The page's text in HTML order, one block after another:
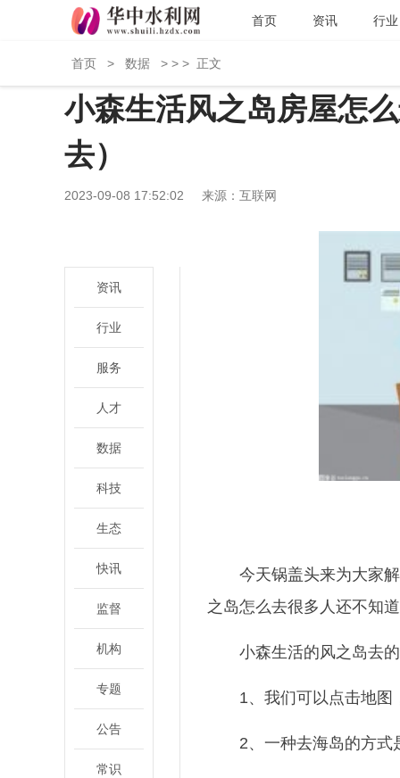
首页 资讯 行业
首页 > 数据 > > > 正文
小森生活风之岛房屋怎
去）
2023-09-08 17:52:02 来源：互联网
资讯
行业
服务
人才
数据
科技
生态
快讯
监督
机构
专题
公告
常识
今天锅盖头来为大家
之岛怎么去很多人还不知
小森生活的风之岛去
1、我们可以点击地图
2、一种去海岛的方式